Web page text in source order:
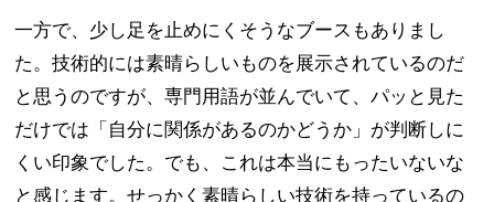
一方で、少し足を止めにくそうなブースもありまし
た。技術的には素晴らしいものを展示されているのだ
と思うのですが、専門用語が並んでいて、パッと見た
だけでは「自分に関係があるのかどうか」が判断しに
くい印象でした。でも、これは本当にもったいないな
と感じます。せっかく素晴らしい技術を持っているの